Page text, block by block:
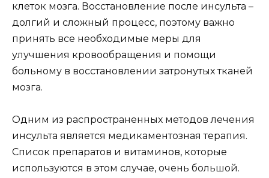
клеток мозга. Восстановление после инсульта –
долгий и сложный процесс, поэтому важно
принять все необходимые меры для
улучшения кровообращения и помощи
больному в восстановлении затронутых тканей
мозга.
Одним из распространенных методов лечения
инсульта является медикаментозная терапия.
Список препаратов и витаминов, которые
используются в этом случае, очень большой.